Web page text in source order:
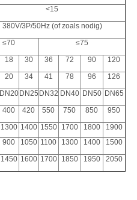
<15
380V/3P/50Hz (of zoals nodig)
≤70
≤75
18 30 36 72 90
120
20 34 41 78 96
126
DN20 DN25 DN32 DN40 DN50 DN65
400 420 550 750 850
950
1300 1400 1550 1700 1800
1900
900 1050 1100 1300 1400
1500
1450 1600 1700 1850 1950 2050